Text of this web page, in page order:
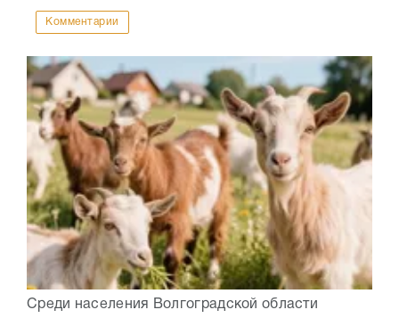
Комментарии
Среди населения Волгоградской области